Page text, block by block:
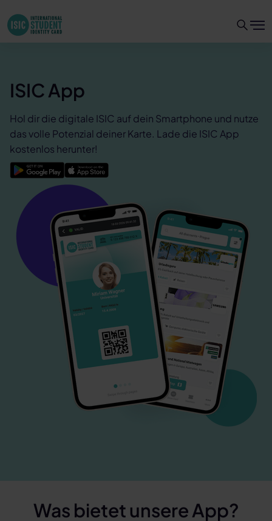
ISIC App
Hol dir die digitale ISIC auf dein Smartphone und nutze
das volle Potenzial deiner Karte. Lade die ISIC App
kostenlos herunter!
Google PlayApp Store
Was bietet unsere App?